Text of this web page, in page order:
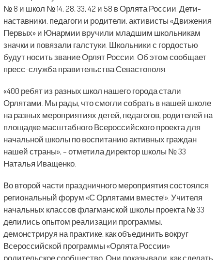
№ 8 и школ № 14, 28, 33, 42 и 58 в Орлята России. Дети-
наставники, педагоги и родители, активисты «Движения
Первых» и Юнармии вручили младшим школьникам
значки и повязали галстуки. Школьники с гордостью
будут носить звание Орлят России. Об этом сообщает
пресс-служба правительства Севастополя.
«400 ребят из разных школ нашего города стали
Орлятами. Мы рады, что смогли собрать в нашей школе
на разных мероприятиях детей, педагогов, родителей на
площадке масштабного Всероссийского проекта для
начальной школы по воспитанию активных граждан
нашей страны», – отметила директор школы № 33
Наталья Иващенко.
Во второй части праздничного мероприятия состоялся
региональный форум «С Орлятами вместе!». Учителя
начальных классов флагманской школы проекта № 33
делились опытом реализации программы,
демонстрируя на практике, как объединить вокруг
Всероссийской программы «Орлята России»
родительское сообщество. Они показывали, как сделать